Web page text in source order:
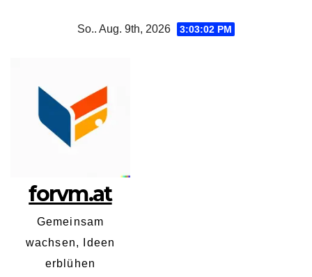
So.. Aug. 9th, 2026 3:03:03 PM
forvm.at
Gemeinsam
wachsen, Ideen
erblühen